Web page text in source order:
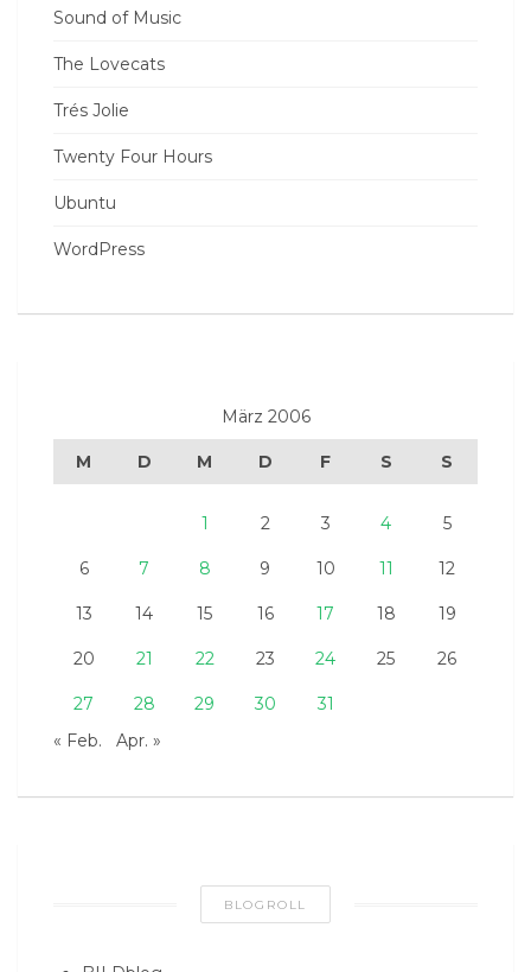
Sound of Music
The Lovecats
Trés Jolie
Twenty Four Hours
Ubuntu
WordPress
März 2006
M D M D F S S
1 2 3 4 5
6 7 8 9 10 11 12
13 14 15 16 17 18 19
20 21 22 23 24 25 26
27 28 29 30
31
« Feb.
Apr. »
BLOGROLL